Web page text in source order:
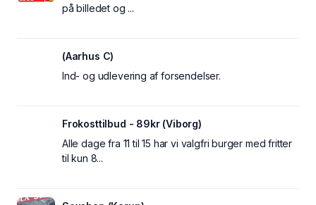
på billedet og ...
(Aarhus C)
Ind- og udlevering af forsendelser.
Frokosttilbud - 89kr (Viborg)
Alle dage fra 11 til 15 har vi valgfri burger med fritter
til kun 8...